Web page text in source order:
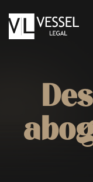
contenido